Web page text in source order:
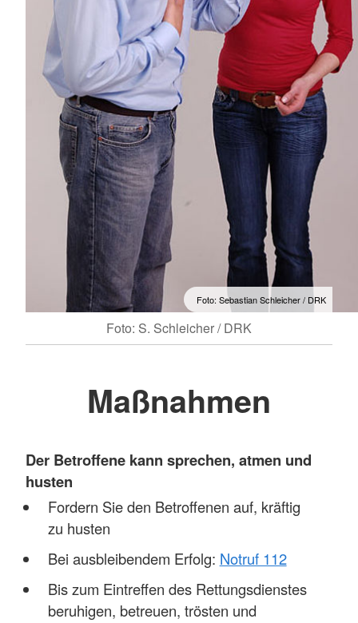
Foto: Sebastian Schleicher / DRK
Foto: S. Schleicher / DRK
Maßnahmen
Der Betroffene kann sprechen, atmen und
husten
Fordern Sie den Betroffenen auf, kräftig
zu husten
Bei ausbleibendem Erfolg: Notruf 112
Bis zum Eintreffen des Rettungsdienstes
beruhigen, betreuen, trösten und